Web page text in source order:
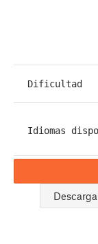
Dificultad
Idiomas